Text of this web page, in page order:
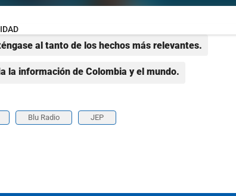
al tanto de los hechos más relevantes.
la información de Colombia y el mundo.
Blu Radio JEP